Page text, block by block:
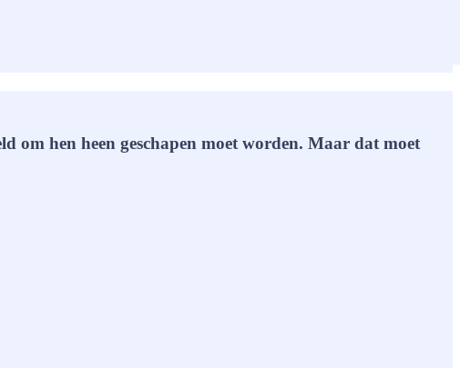
om hen heen geschapen moet worden. Maar dat moet